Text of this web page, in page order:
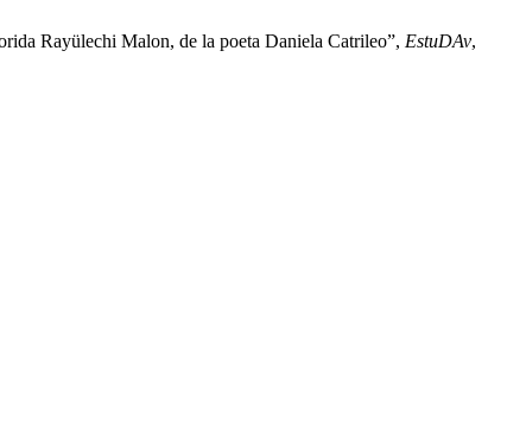
Rayülechi Malon, de la poeta Daniela Catrileo”, EstuDAv,